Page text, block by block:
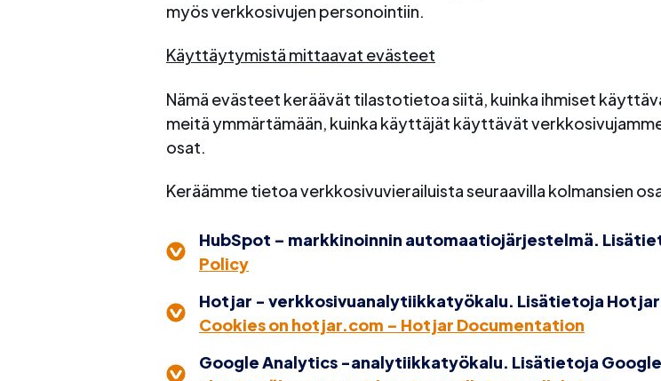
myös verkkosivujen personointiin.
Käyttäytymistä mittaavat evästeet
Nämä evästeet keräävät tilastotietoa siitä, kuinka ihmiset
meitä ymmärtämään, kuinka käyttäjät käyttävät
osat.
Keräämme tietoa verkkosivuvierailuista seuraavilla kolmansien
HubSpot – markkinoinnin automaatiojärjestelmä.
Policy
Hotjar - verkkosivuanalytiikkatyökalu. Lisätietoja
Cookies on hotjar.com – Hotjar Documentation
Google Analytics -analytiikkatyökalu. Lisätietoja